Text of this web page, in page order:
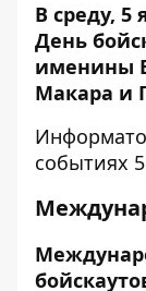
В среду,
День
именины
Макара и
событиях